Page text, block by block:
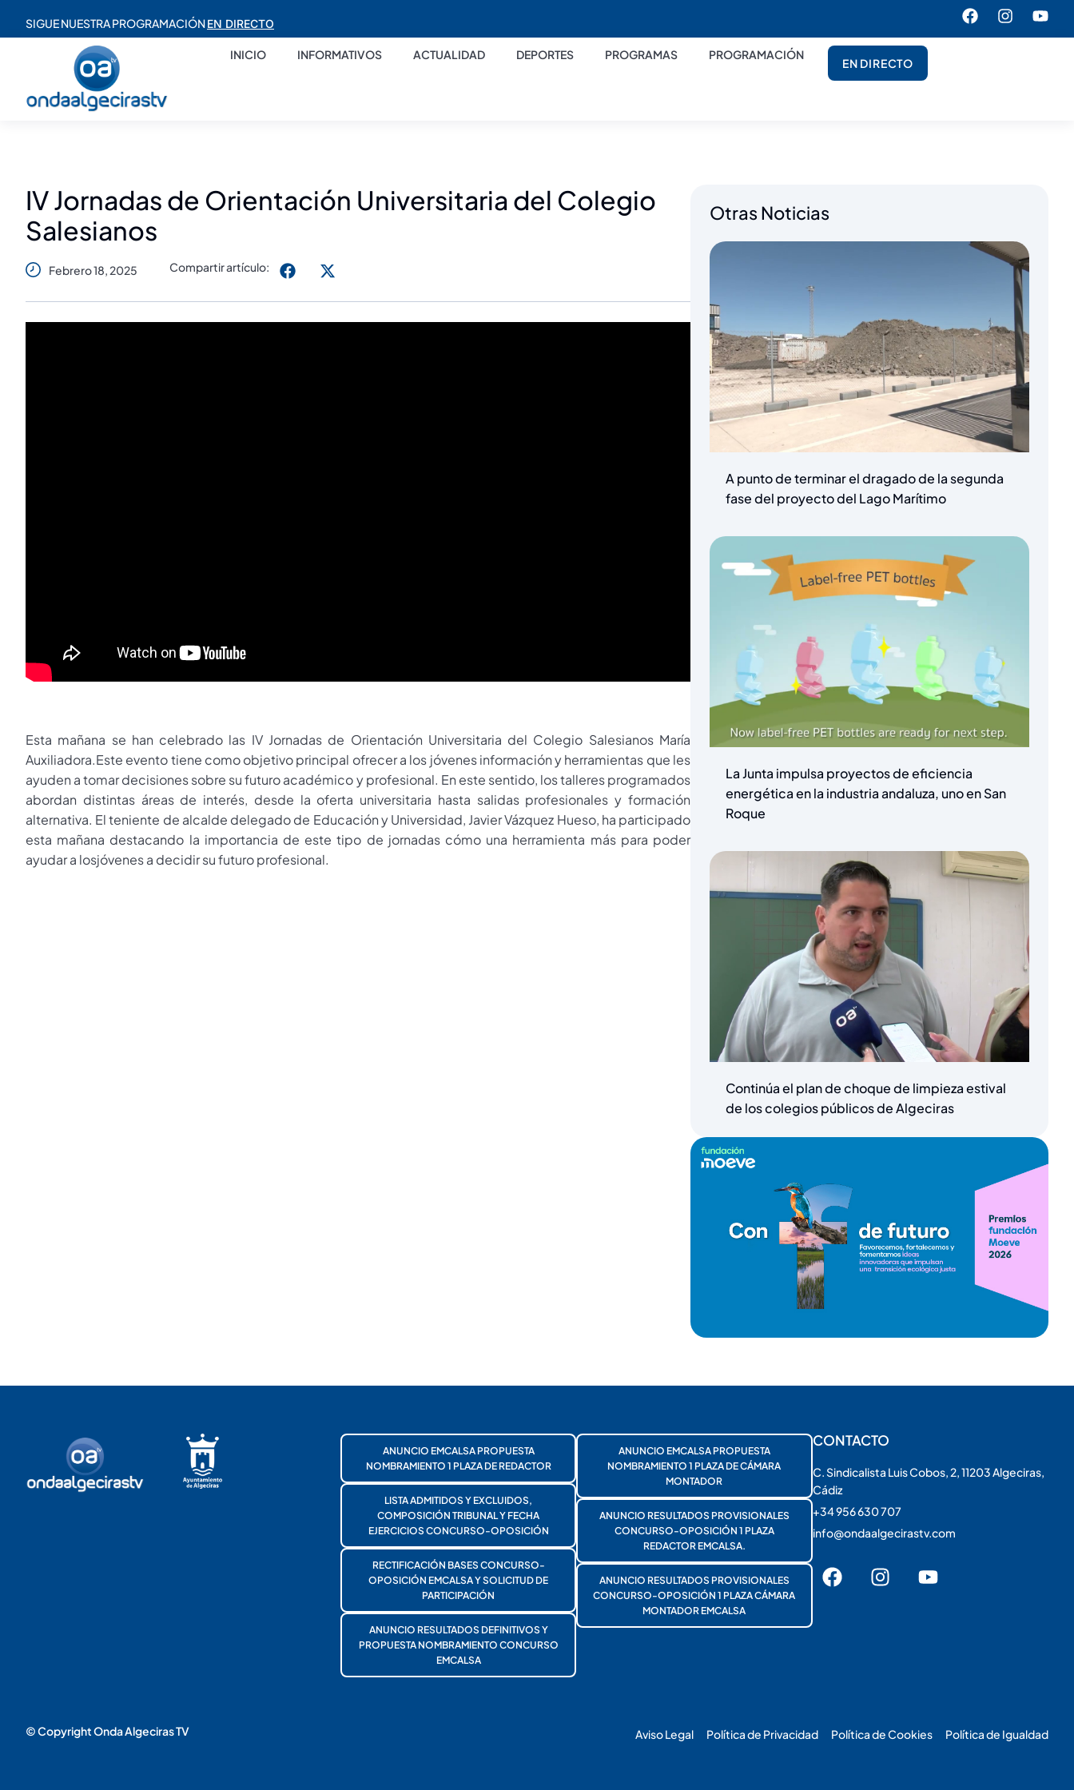
SIGUE NUESTRA PROGRAMACIÓNEN DIRECTO
INICIO INFORMATIVOS ACTUALIDAD DEPORTES PROGRAMAS PROGRAMACIÓN
EN DIRECTO
IV Jornadas de Orientación Universitaria del Colegio
Salesianos
Febrero 18, 2025 Compartir artículo:
Esta mañana se han celebrado las IV Jornadas de Orientación Universitaria del Colegio Salesianos María
Auxiliadora.Este evento tiene como objetivo principal ofrecer a los jóvenes información y herramientas que les
ayuden a tomar decisiones sobre su futuro académico y profesional. En este sentido, los talleres programados
abordan distintas áreas de interés, desde la oferta universitaria hasta salidas profesionales y formación
alternativa. El teniente de alcalde delegado de Educación y Universidad, Javier Vázquez Hueso, ha participado
esta mañana destacando la importancia de este tipo de jornadas cómo una herramienta más para poder
ayudar a losjóvenes a decidir su futuro profesional.
Otras Noticias
A punto de terminar el dragado de la segunda
fase del proyecto del Lago Marítimo
La Junta impulsa proyectos de eficiencia
energética en la industria andaluza, uno en San
Roque
Continúa el plan de choque de limpieza estival
de los colegios públicos de Algeciras
ANUNCIO EMCALSA PROPUESTA
NOMBRAMIENTO 1 PLAZA DE REDACTOR
LISTA ADMITIDOS Y EXCLUIDOS,
COMPOSICIÓN TRIBUNAL Y FECHA
EJERCICIOS CONCURSO-OPOSICIÓN
RECTIFICACIÓN BASES CONCURSO-
OPOSICIÓN EMCALSA Y SOLICITUD DE
PARTICIPACIÓN
ANUNCIO RESULTADOS DEFINITIVOS Y
PROPUESTA NOMBRAMIENTO CONCURSO
EMCALSA
ANUNCIO EMCALSA PROPUESTA
NOMBRAMIENTO 1 PLAZA DE CÁMARA
MONTADOR
ANUNCIO RESULTADOS PROVISIONALES
CONCURSO-OPOSICIÓN 1 PLAZA
REDACTOR EMCALSA.
ANUNCIO RESULTADOS PROVISIONALES
CONCURSO-OPOSICIÓN 1 PLAZA CÁMARA
MONTADOR EMCALSA
CONTACTO
C. Sindicalista Luis Cobos, 2, 11203 Algeciras,
Cádiz
+34 956 630 707
info@ondaalgecirastv.com
© Copyright Onda Algeciras TV Aviso Legal Política de Privacidad Política de Cookies Política de Igualdad